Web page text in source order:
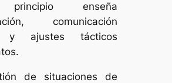
enseña
comunicación
y ajustes tácticos
de situaciones de